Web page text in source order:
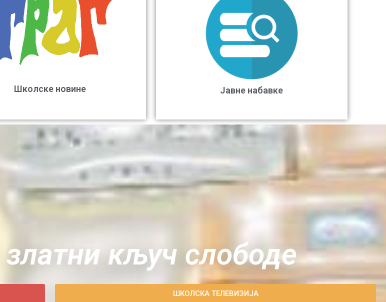
Школске новине Јавне набавке
кључ слободе
ШКОЛСКА ТЕЛЕВИЗИЈА